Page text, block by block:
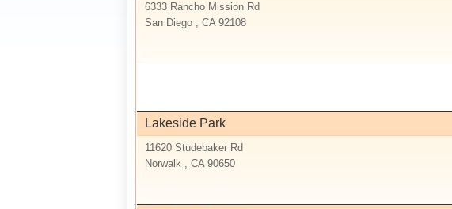
6333 Rancho Mission Rd
San Diego , CA 92108
Lakeside Park
11620 Studebaker Rd
Norwalk , CA 90650